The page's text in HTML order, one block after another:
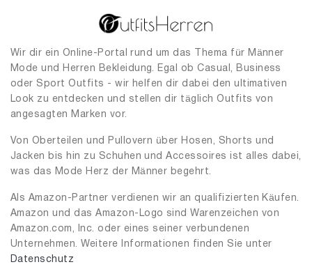
Wir dir ein Online-Portal rund um das Thema für Männer
Mode und Herren Bekleidung. Egal ob Casual, Business
oder Sport Outfits - wir helfen dir dabei den ultimativen
Look zu entdecken und stellen dir täglich Outfits von
angesagten Marken vor.
Von Oberteilen und Pullovern über Hosen, Shorts und
Jacken bis hin zu Schuhen und Accessoires ist alles dabei,
was das Mode Herz der Männer begehrt.
Als Amazon-Partner verdienen wir an qualifizierten Käufen.
Amazon und das Amazon-Logo sind Warenzeichen von
Amazon.com, Inc. oder eines seiner verbundenen
Unternehmen. Weitere Informationen finden Sie unter
Datenschutz